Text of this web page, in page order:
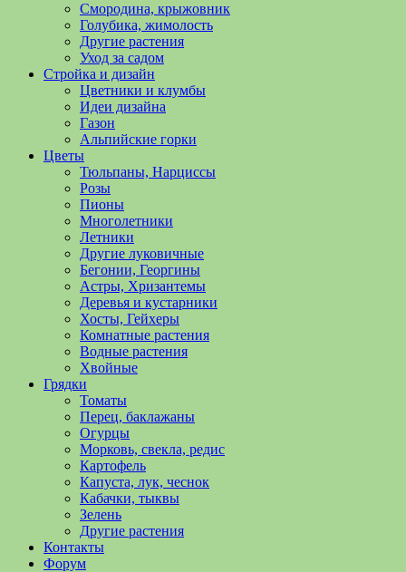
обустройстве
выращивании
Смородина, крыжовник
Голубика, жимолость
Другие растения
Уход за садом
Стройка и дизайн
Цветники и клумбы
Идеи дизайна
Газон
Альпийские горки
Цветы
Тюльпаны, Нарциссы
Розы
Пионы
Многолетники
Летники
Другие луковичные
Бегонии, Георгины
Астры, Хризантемы
Деревья и кустарники
Хосты, Гейхеры
Комнатные растения
Водные растения
Хвойные
Грядки
Томаты
Перец, баклажаны
Огурцы
Морковь, свекла, редис
Картофель
Капуста, лук, чеснок
Кабачки, тыквы
Зелень
Другие растения
Контакты
Форум